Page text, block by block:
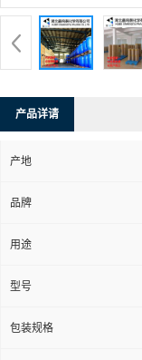
产品详请
产地
品牌
用途
型号
包装规格